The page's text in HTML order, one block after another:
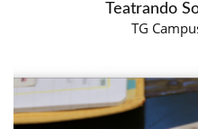
Teatrando
TG